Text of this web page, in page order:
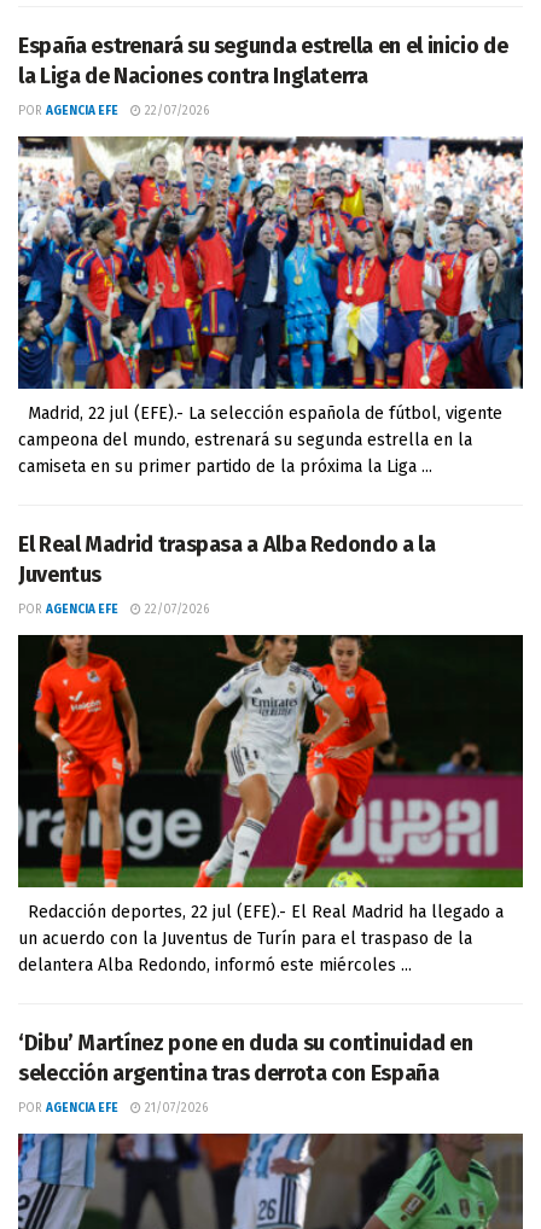
España estrenará su segunda estrella en el inicio de
la Liga de Naciones contra Inglaterra
POR AGENCIA EFE 22/07/2026
Madrid, 22 jul (EFE).- La selección española de fútbol, vigente
campeona del mundo, estrenará su segunda estrella en la
camiseta en su primer partido de la próxima la Liga ...
El Real Madrid traspasa a Alba Redondo a la
Juventus
POR AGENCIA EFE 22/07/2026
Redacción deportes, 22 jul (EFE).- El Real Madrid ha llegado a
un acuerdo con la Juventus de Turín para el traspaso de la
delantera Alba Redondo, informó este miércoles ...
‘Dibu’ Martínez pone en duda su continuidad en
selección argentina tras derrota con España
POR AGENCIA EFE 21/07/2026